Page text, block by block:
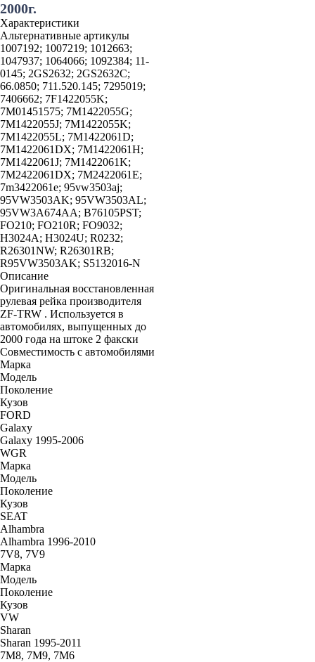
2000г.
Характеристики
Альтернативные артикулы
1007192; 1007219; 1012663;
1047937; 1064066; 1092384; 11-
0145; 2GS2632; 2GS2632C;
66.0850; 711.520.145; 7295019;
7406662; 7F1422055K;
7M01451575; 7M1422055G;
7M1422055J; 7M1422055K;
7M1422055L; 7M1422061D;
7M1422061DX; 7M1422061H;
7M1422061J; 7M1422061K;
7M2422061DX; 7M2422061E;
7m3422061e; 95vw3503aj;
95VW3503AK; 95VW3503AL;
95VW3A674AA; B76105PST;
FO210; FO210R; FO9032;
H3024A; H3024U; R0232;
R26301NW; R26301RB;
R95VW3503AK; S5132016-N
Описание
Оригинальная восстановленная
рулевая рейка производителя
ZF-TRW . Используется в
автомобилях, выпущенных до
2000 года на штоке 2 факски
Совместимость с автомобилями
Марка
Модель
Поколение
Кузов
FORD
Galaxy
Galaxy 1995-2006
WGR
Марка
Модель
Поколение
Кузов
SEAT
Alhambra
Alhambra 1996-2010
7V8, 7V9
Марка
Модель
Поколение
Кузов
VW
Sharan
Sharan 1995-2011
7M8, 7M9, 7M6